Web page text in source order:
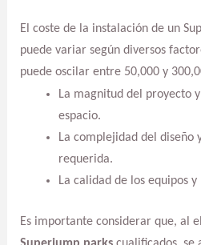
El coste de la instalación de un
puede variar según diversos
puede oscilar entre 50,000 y
La magnitud del proyecto
espacio.
La complejidad del diseño
requerida.
La calidad de los equipos
Es importante considerar que, al